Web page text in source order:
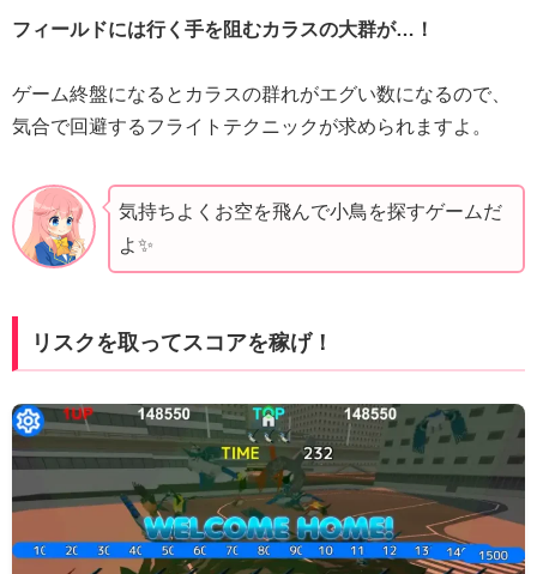
フィールドには行く手を阻むカラスの大群が…！
ゲーム終盤になるとカラスの群れがエグい数になるので、
気合で回避するフライトテクニックが求められますよ。
気持ちよくお空を飛んで小鳥を探すゲームだ
よ✨️
リスクを取ってスコアを稼げ！